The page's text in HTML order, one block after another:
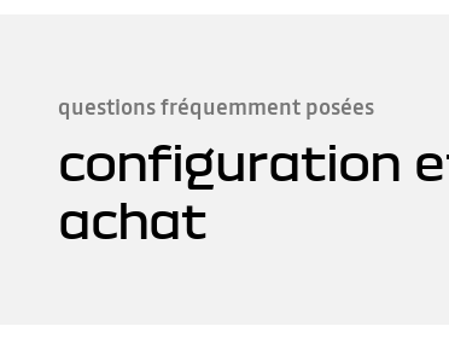
questions fréquemment posées
configuration
achat